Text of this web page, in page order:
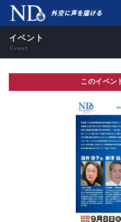
イベント
このイベン